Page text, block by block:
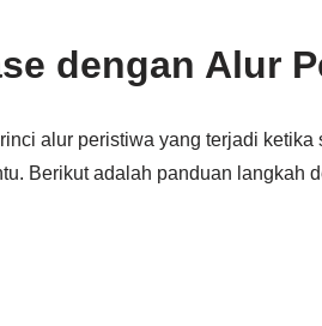
dengan Alur
alur peristiwa yang terjadi ketika
Berikut adalah panduan langkah